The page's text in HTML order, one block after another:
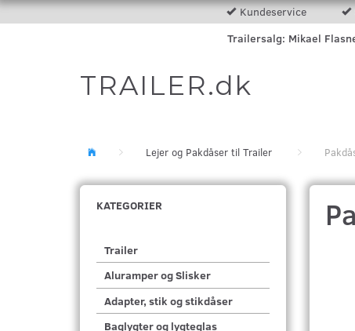
Kundeservice
Trailersalg: Mikael
TRAILER.dk
Lejer og Pakdåser til Trailer
KATEGORIER
Trailer
Aluramper og Slisker
Adapter, stik og stikdåser
Baglygter og lygteglas